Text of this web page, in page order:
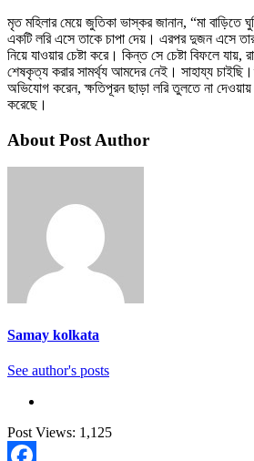
মৃত মহিলার মেয়ে জুতিকা ভাস্কর জানান, “মা বাড়িতে
একটি লরি এসে তাকে চাপা দেয়। এরপর দুজন এসে
নিয়ে যাওয়ার চেষ্টা করে। কিন্ত সে চেষ্টা বিফলে
শেষকৃত্য করার সামর্থ্য আমদের নেই। সাহায্য
অভিযোগ করেন, ক্ষতিপূরন ছাড়া লরি তুলতে না
করেছে।
About Post Author
Samay kolkata
See author's posts
Post Views: 1,125